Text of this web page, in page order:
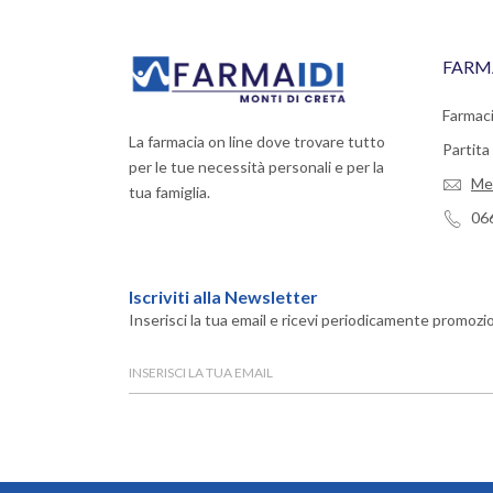
La farmacia on line dove trovare tutto
per le tue necessità personali e per la
tua famiglia.
Partita
Iscriviti alla Newsletter
Inserisci la tua email e ricevi periodicamente